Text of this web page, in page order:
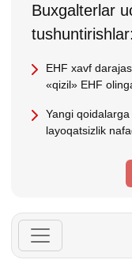
Buхgalterlar
tushuntirishlar:
EHF хavf
«qizil» EHF
Yangi
layoqatsizlik